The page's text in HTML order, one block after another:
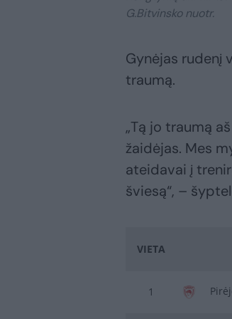
G.Bitvinsko nuotr.
Gynėjas rudenį
traumą.
„Tą jo traumą
žaidėjas. Mes
ateidavai į
šviesą“, –
VIETA
1